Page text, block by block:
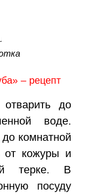
– рецепт
до
воде.
комнатной
от кожуры и
терке. В
посуду